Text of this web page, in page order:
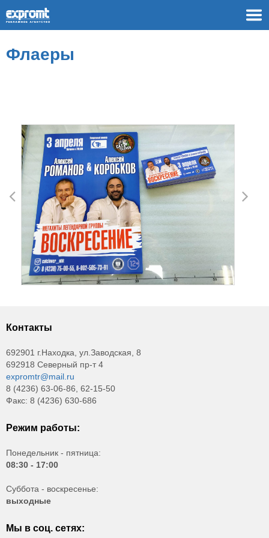
Флаеры
Контакты
692901 г.Находка, ул.Заводская, 8
692918 Северный пр-т 4
expromtr@mail.ru
8 (4236) 63-06-86, 62-15-50
Факс: 8 (4236) 630-686
Режим работы:
Понедельник - пятница:
08:30 - 17:00
Суббота - воскресенье:
выходные
Мы в соц. сетях: